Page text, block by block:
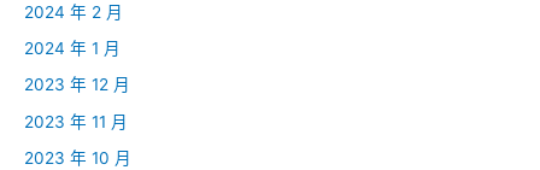
2024 年 2 月
2024 年 1 月
2023 年 12 月
2023 年 11 月
2023 年 10 月